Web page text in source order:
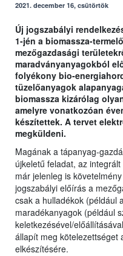
2021. december 16, csütörtök
Új jogszabályi
1-jén a biomassza-
mezőgazdasági
maradványanyagokból
folyékony bio-
tüzelőanyagok
biomassza kizárólag
amelyre vonatkozóan
készítettek. A tervet
megküldeni.
Magának a tápanyag-
újkeletű feladat, az
már jelenleg is
jogszabályi előírás a
csak a hulladékok (például
maradékanyagok (például
keletkezésével/
állapít meg kötelezettséget
elkészítésére.